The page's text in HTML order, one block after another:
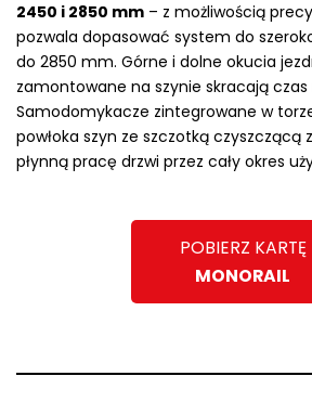
2450 i 2850 mm – z możliwością
pozwala dopasować system do
do 2850 mm. Górne i dolne okucia
zamontowane na szynie skracają
Samodomykacze zintegrowane w
powłoka szyn ze szczotką czyszczącą
płynną pracę drzwi przez cały okres
POBIERZ KARTĘ
MONORAIL